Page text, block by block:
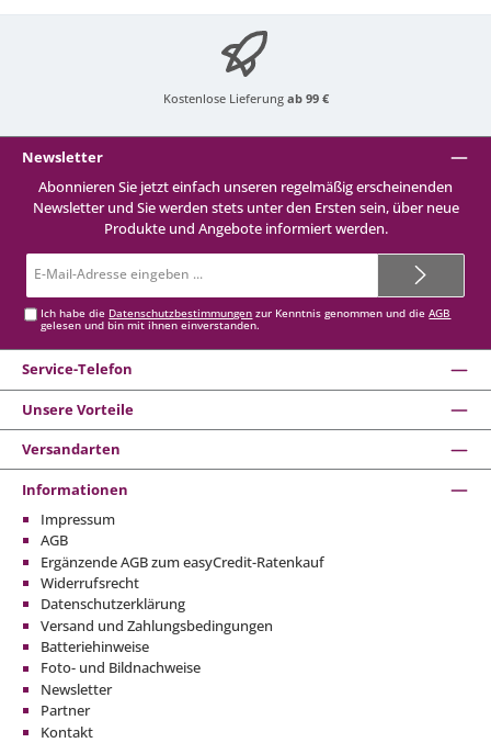
Kostenlose Lieferung ab 99 €
Newsletter
Abonnieren Sie jetzt einfach unseren regelmäßig erscheinenden
Newsletter und Sie werden stets unter den Ersten sein, über neue
Produkte und Angebote informiert werden.
Mail-
Ich habe die Datenschutzbestimmungen zur Kenntnis genommen und dieAGB
gelesen und bin mit ihnen einverstanden.
Service-Telefon
Unsere Vorteile
Versandarten
Informationen
Impressum
AGB
Ergänzende AGB zum easyCredit-Ratenkauf
Widerrufsrecht
Datenschutzerklärung
Versand und Zahlungsbedingungen
Batteriehinweise
Foto- und Bildnachweise
Newsletter
Partner
Kontakt